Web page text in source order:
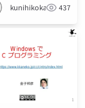
kunihikokaneko437